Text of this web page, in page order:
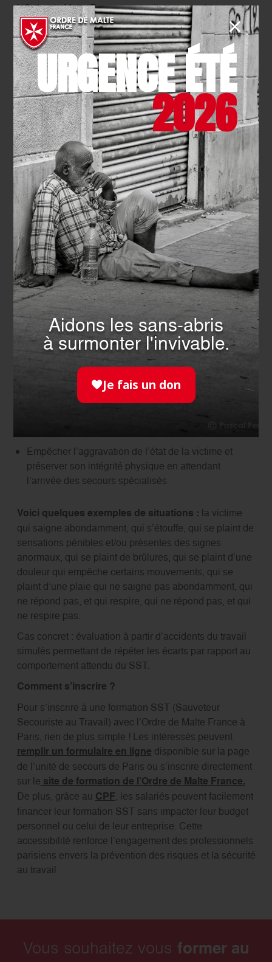
L’Ordre de Malte France, acteur incontournable en
matière de secourisme, etassociation agréée de
sécurité civile,propose desformations SST à Paris.
Ces lieux de formations, répartis dans différents
arrondissements, permettent aux entreprises et salariés
parisiens d’accéder facilement à des sessions
adaptées à leurs besoins.Avec des locaux modernes
et équipés pour les ateliers pratiques, ces centres
offrent un cadre optimal pour acquérir les compétences
nécessaires en matière de santé et sécurité au travail.
Modalités : durée, tarif, certification
L’Ordre de Malte France propose de nombreuses
formations dont la formation SST (Sauveteur
Secouriste au travail) qui peut se renouveler.La
formation MAC SSTpermet à l’ensemble des
sauveteurs secouristes d’entreprises ayant un certificat
SST depuis moins de 2 ans demaintenir et
d’actualiser leurs compétences en matière de
premiers secours dans un contexte professionnel.
Cette formation régulière d’une durée de 7h garantit
que les participants restent compétents et prêts à réagir
face aux situations d’urgence sur leur lieu de travail.
Cette formation permet de réviser les gestes et les
savoir-faire acquis lors de la formation initiale :
Protéger la victime et mettre les témoins face au
Être capable d’alerter les secours d’urgence adaptés
Empêcher l’aggravation de l’état de la victime et
préserver son intégrité physique en attendant
l’arrivée des secours spécialisés
Voici quelques exemples de situations : la victime
qui saigne abondamment, qui s’étouffe, qui se plaint de
sensations pénibles et/ou présentes des signes
anormaux, qui se plaint de brûlures, qui se plaint d’une
douleur qui empêche certains mouvements, qui se
plaint d’une plaie qui ne saigne pas abondamment, qui
ne répond pas, et qui respire, qui ne répond pas, et qui
ne respire pas.
Cas concret : évaluation à partir d’accidents du travail
simulés permettant de répéter les écarts par rapport au
comportement attendu du SST.
Comment s’inscrire ?
Pour s’inscrire à une formation SST (Sauveteur
Secouriste au Travail) avec l’Ordre de Malte France à
Paris, rien de plus simple ! Les intéressés peuvent
remplir un formulaire en ligne disponible sur la page
de l’unité de secours de Paris ou s’inscrire directement
sur le site de formation de l’Ordre de Malte France.
De plus, grâce au CPF, les salariés peuvent facilement
financer leur formation SST sans impacter leur budget
personnel ou celui de leur entreprise. Cette
accessibilité renforce l’engagement des professionnels
parisiens envers la prévention des risques et la sécurité
au travail.
Vous souhaitez vous former au
URGENCE ÉTÉ
2026
Aidons les sans-abris
à surmonter l'invivable.
Je fais un don